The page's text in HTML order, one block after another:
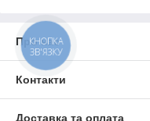
Про нас
Контакти
Доставка та оплата
КНОПКА
ЗВ'ЯЗКУ